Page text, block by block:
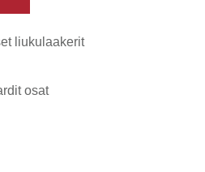
liukulaakerit
osat